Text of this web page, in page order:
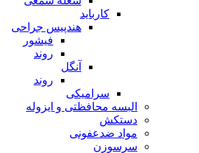
کارباید
هندپیس جراحی
فیشور
روند
آنگل
روند
سرامیکی
البسه محافظتی و ایزوله
دستکش
مواد ضدعفونی
سرسوزن